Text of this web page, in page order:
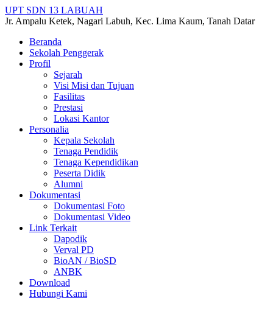
UPT SDN 13 LABUAH
Jr. Ampalu Ketek, Nagari Labuh, Kec. Lima Kaum, Tanah Datar
Beranda
Sekolah Penggerak
Profil
Sejarah
Visi Misi dan Tujuan
Fasilitas
Prestasi
Lokasi Kantor
Personalia
Kepala Sekolah
Tenaga Pendidik
Tenaga Kependidikan
Peserta Didik
Alumni
Dokumentasi
Dokumentasi Foto
Dokumentasi Video
Link Terkait
Dapodik
Verval PD
BioAN / BioSD
ANBK
Download
Hubungi Kami